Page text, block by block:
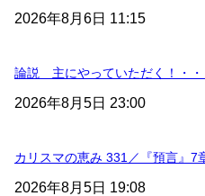
2026年8月6日 11:15
論説 主にやっていただく！・・
2026年8月5日 23:00
カリスマの恵み 331／『預言』7
2026年8月5日 19:08